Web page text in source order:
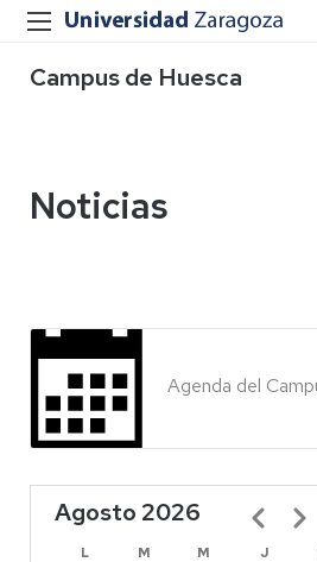
Campus de Huesca
Noticias
Agenda del
Agosto 2026
L M M J
Paginación